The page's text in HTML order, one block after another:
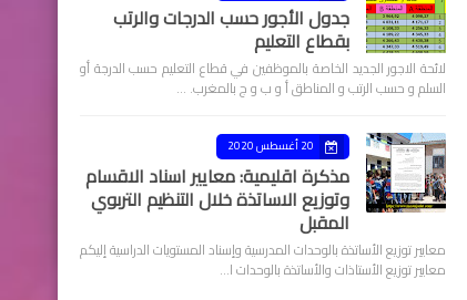
جدول الأجور حسب الدرجات والرتب
بقطاع التعليم
لائحة الاجور الجديد الخاصة بالموظفين في قطاع التعليم حسب الدرجة أو
السلم و حسب الرتب و المناطق أ و ب و ج بالمغرب. …
20 أغسطس 2020
مذكرة اقليمية: معايير اسناد الاقسام
وتوزيع الاساتذة خلال التنظيم التربوي
المقبل
معايير توزيع الأساتذة بالوحدات المدرسية وإسناد المستويات الدراسية إليكم
معايير توزيع الأستاذات والأساتذة بالوحدات ا…